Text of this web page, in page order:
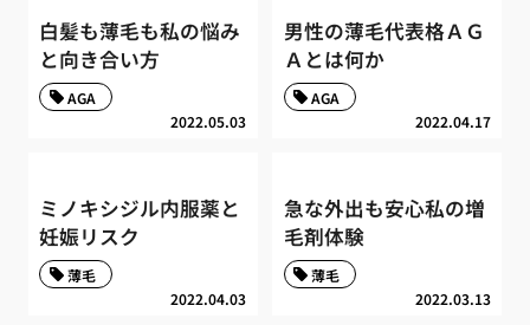
白髪も薄毛も私の悩み
と向き合い方
2022.05.03
AGA
男性の薄毛代表格ＡＧ
Ａとは何か
2022.04.17
AGA
ミノキシジル内服薬と
妊娠リスク
2022.04.03
薄毛
急な外出も安心私の増
毛剤体験
2022.03.13
薄毛